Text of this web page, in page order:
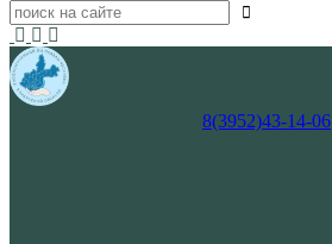
8(3952)43-14-06